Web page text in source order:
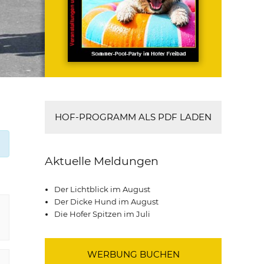
HOF-PROGRAMM ALS PDF LADEN
Aktuelle Meldungen
Der Lichtblick im August
Der Dicke Hund im August
Die Hofer Spitzen im Juli
WERBUNG BUCHEN